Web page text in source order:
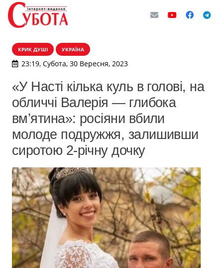
КРИК ДУШІ УКРАЇНА
23:19, Субота, 30 Вересня, 2023
«У Насті кілька куль в голові, на
обличчі Валерія — глибока
вм’ятина»: росіяни вбили
молоде подружжя, залишивши
сиротою 2-річну дочку